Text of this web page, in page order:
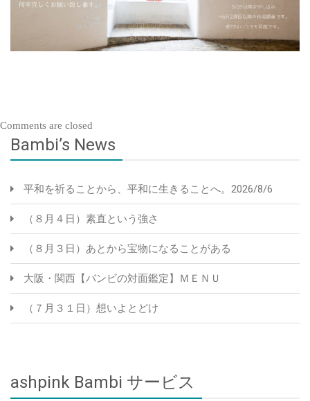
Comments are closed
Bambi’s News
平和を祈ることから、平和に生きることへ。2026/8/6
（８月４日）素直という強さ
（８月３日）あとから宝物になることがある
大阪・関西【バンビの対面鑑定】ＭＥＮＵ
（７月３１日）想いよとどけ
ashpink Bambi サービス